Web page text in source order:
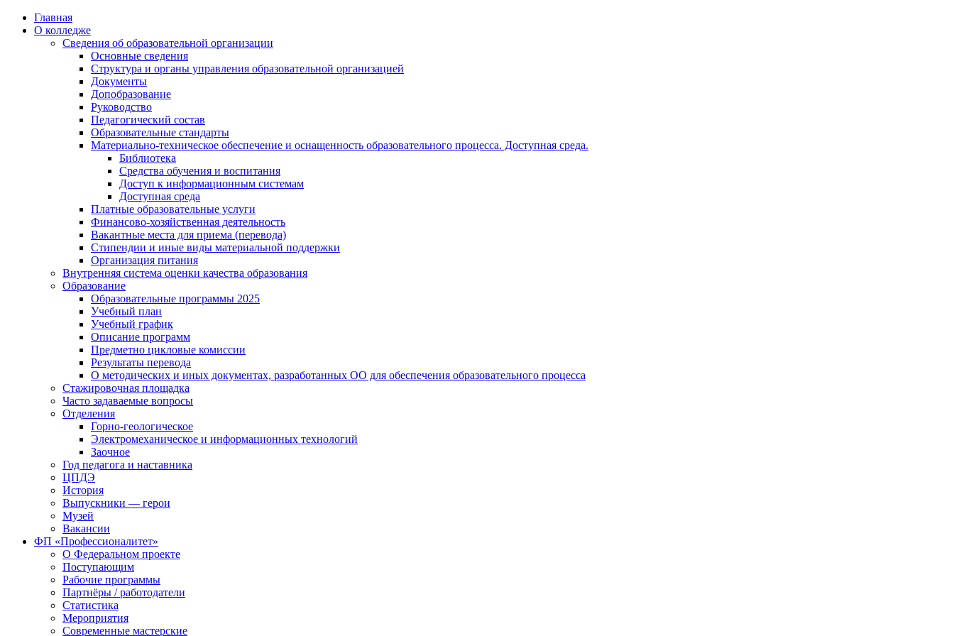
Перейти
содержимому
Главная
О колледже
Сведения об образовательной организации
Основные сведения
Структура и органы управления образовательной организацией
Документы
Допобразование
Руководство
Педагогический состав
Образовательные стандарты
Материально-техническое обеспечение и оснащенность образовательного процесса. Доступная среда.
Библиотека
Средства обучения и воспитания
Доступ к информационным системам
Доступная среда
Платные образовательные услуги
Финансово-хозяйственная деятельность
Вакантные места для приема (перевода)
Стипендии и иные виды материальной поддержки
Организация питания
Внутренняя система оценки качества образования
Образование
Образовательные программы 2025
Учебный план
Учебный график
Описание программ
Предметно цикловые комиссии
Результаты перевода
О методических и иных документах, разработанных ОО для обеспечения образовательного процесса
Стажировочная площадка
Часто задаваемые вопросы
Отделения
Горно-геологическое
Электромеханическое и информационных технологий
Заочное
Год педагога и наставника
ЦПДЭ
История
Выпускники — герои
Музей
Вакансии
ФП «Профессионалитет»
О Федеральном проекте
Поступающим
Рабочие программы
Партнёры / работодатели
Статистика
Мероприятия
Современные мастерские